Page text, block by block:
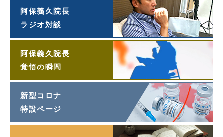
阿保義久院長
ラジオ対談
阿保義久院長
覚悟の瞬間
新型コロナ
特設ページ